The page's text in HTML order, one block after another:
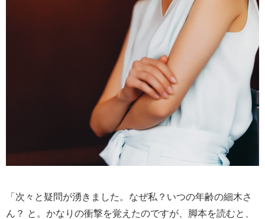
「次々と疑問が湧きました。なぜ私？いつの年齢の細木さ
ん？ と。かなりの衝撃を覚えたのですが、脚本を読むと、